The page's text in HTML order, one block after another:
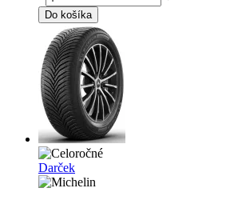
Do košíka
Darček